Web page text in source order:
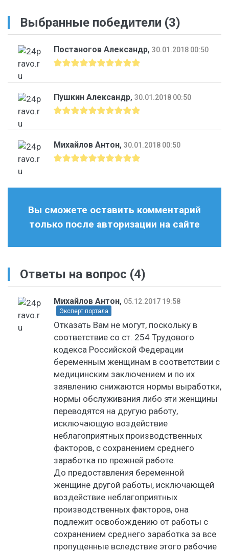
Выбранные победители (3)
Постаногов Александр, 30.01.2018 00:50
Пушкин Александр, 30.01.2018 00:50
Михайлов Антон, 30.01.2018 00:50
Вы сможете оставить комментарий
только после авторизации на сайте
Ответы на вопрос (4)
Михайлов Антон, 05.12.2017 19:58
Эксперт портала
Отказать Вам не могут, поскольку в
соответствие со ст. 254 Трудового
кодекса Российской Федерации
беременным женщинам в соответствии с
медицинским заключением и по их
заявлению снижаются нормы выработки,
нормы обслуживания либо эти женщины
переводятся на другую работу,
исключающую воздействие
неблагоприятных производственных
факторов, с сохранением среднего
заработка по прежней работе.
До предоставления беременной
женщине другой работы, исключающей
воздействие неблагоприятных
производственных факторов, она
подлежит освобождению от работы с
сохранением среднего заработка за все
пропущенные вследствие этого рабочие